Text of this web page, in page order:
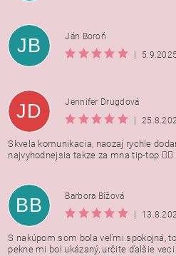
JB
Ján Boroň
5.9.2025
JD
Jennifer Drugdová
Skvela komunikacia, naozaj rychle
najvyhodnejsia takze za mna tip-top 👍🏻
BB
Barbora Bížová
S nakúpom som bola veľmi spokojná,
pekne mi bol ukázaný, určite ďalšie